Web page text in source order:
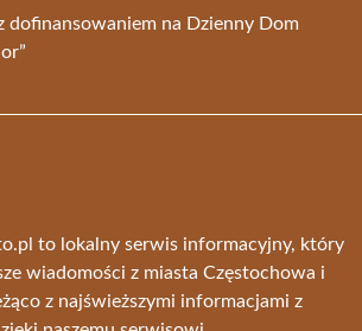
dofinansowaniem na Dzienny Dom
to lokalny serwis informacyjny, który
wiadomości z miasta Częstochowa i
z najświeższymi informacjami z